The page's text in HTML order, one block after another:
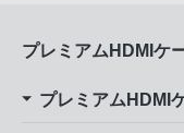
プレミアムHDMIケ
プレミアムHDMI